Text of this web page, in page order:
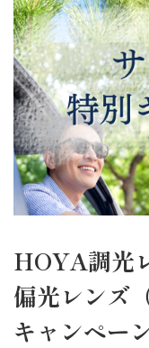
HOYA調光
偏光レンズ
キャンペー